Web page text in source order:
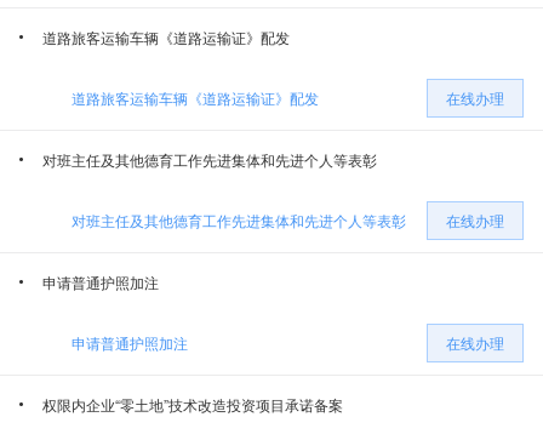
精河县民政局
精河县发展和改革委员会 精河县人力资源和社会保障局
精河县自然资源局 精河县卫生和健康委员会
道路旅客运输车辆《道路运输证》配发
道路旅客运输车辆《道路运输证》配发 在线办理
对班主任及其他德育工作先进集体和先进个人等表彰
对班主任及其他德育工作先进集体和先进个人等表彰 在线办理
申请普通护照加注
申请普通护照加注 在线办理
权限内企业“零土地”技术改造投资项目承诺备案